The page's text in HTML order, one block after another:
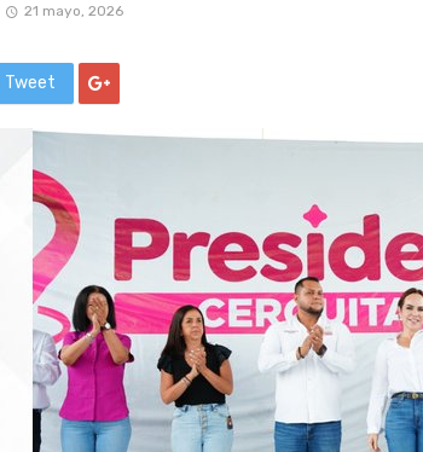
21 mayo, 2026
Tweet